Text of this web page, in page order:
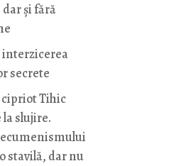
și fără
secrete
Tihic
slujire.
stavilă, dar nu